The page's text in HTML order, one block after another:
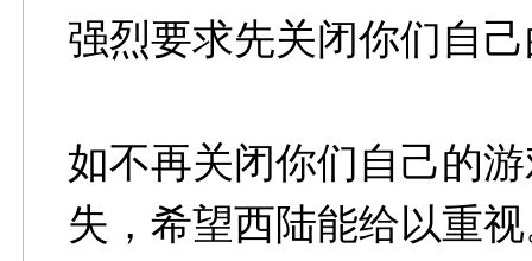
强烈要求先关闭你们自
如不再关闭你们自己的
失，希望西陆能给以重